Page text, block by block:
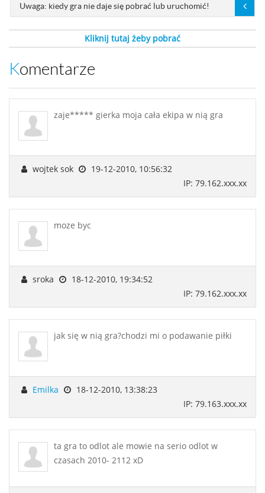
Uwaga: kiedy gra nie daje się pobrać lub uruchomić!
Kliknij tutaj żeby pobrać
Komentarze
zaje***** gierka moja cała ekipa w nią gra
wojtek sok
19-12-2010, 10:56:32
IP: 79.162.xxx.xx
moze byc
sroka
18-12-2010, 19:34:52
IP: 79.162.xxx.xx
jak się w nią gra?chodzi mi o podawanie piłki
Emilka
18-12-2010, 13:38:23
IP: 79.163.xxx.xx
ta gra to odlot ale mowie na serio odlot w
czasach 2010- 2112 xD